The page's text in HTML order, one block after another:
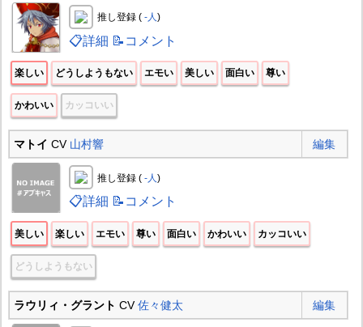
推し登録 ( -人)
📋詳細 📝コメント
楽しい どうしようもない エモい 美しい 面白い 尊い
かわいい カッコいい
マトイ CV 山村響 編集
推し登録 ( -人 )
📋詳細 📝コメント
美しい 楽しい エモい 尊い 面白い かわいい カッコいい
どうしようもない
ラウリィ・グラント CV佐々健太 編集